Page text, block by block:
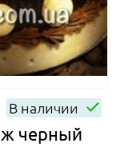
В наличии
черный